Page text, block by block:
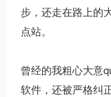
步，还走在路上的
点站。
曾经的我粗心大意
软件，还被严格纠